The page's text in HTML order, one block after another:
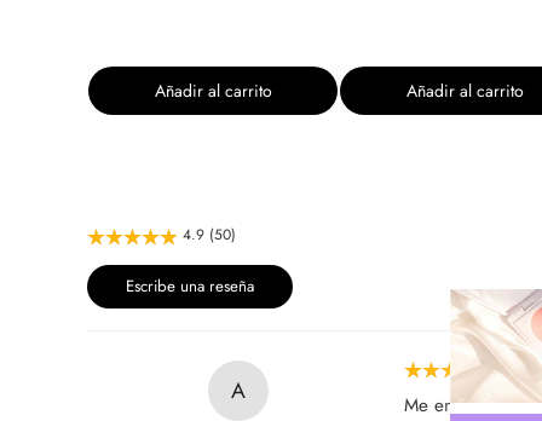
Añadir al carrito Añadir al carrito
4.9 (50)
Escribe una reseña
A Me encantó,